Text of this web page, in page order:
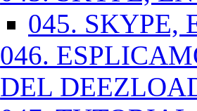
045. SKYPE,
046.
DEL